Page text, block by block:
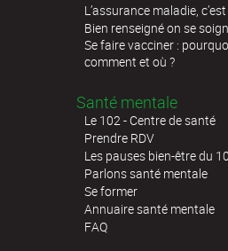
L’assurance maladie,
Bien renseigné on se
Se faire vacciner :
comment et où ?
Santé mentale
Le 102 - Centre de santé
Prendre RDV
Les pauses bien-être du
Parlons santé mentale
Se former
Annuaire santé mentale
FAQ